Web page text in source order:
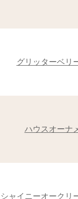
グリッターベリ
ハウスオーナ
シャイニーオークリ